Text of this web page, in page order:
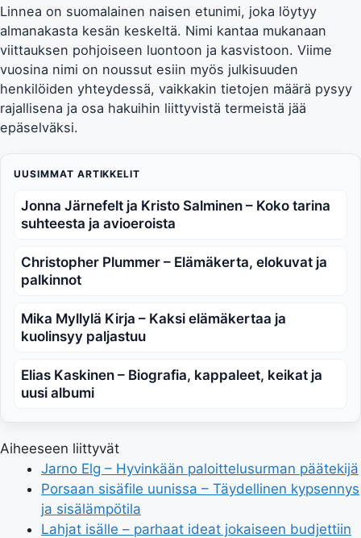
Linnea on suomalainen naisen etunimi, joka löytyy
almanakasta kesän keskeltä. Nimi kantaa mukanaan
viittauksen pohjoiseen luontoon ja kasvistoon. Viime
vuosina nimi on noussut esiin myös julkisuuden
henkilöiden yhteydessä, vaikkakin tietojen määrä pysyy
rajallisena ja osa hakuihin liittyvistä termeistä jää
epäselväksi.
UUSIMMAT ARTIKKELIT
Jonna Järnefelt ja Kristo Salminen – Koko tarina
suhteesta ja avioeroista
Christopher Plummer – Elämäkerta, elokuvat ja
palkinnot
Mika Myllylä Kirja – Kaksi elämäkertaa ja
kuolinsyy paljastuu
Elias Kaskinen – Biografia, kappaleet, keikat ja
uusi albumi
Aiheeseen liittyvät
Jarno Elg – Hyvinkään paloittelusurman päätekijä
Porsaan sisäfile uunissa – Täydellinen kypsennys
ja sisälämpötila
Lahjat isälle – parhaat ideat jokaiseen budjettiin